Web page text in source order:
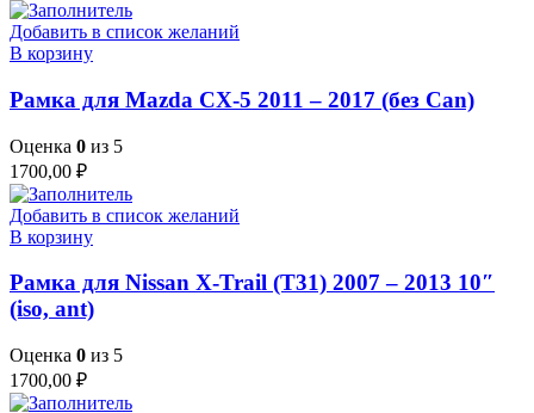
Добавить в список желаний
В корзину
Рамка для Mazda CX-5 2011 – 2017 (без Can)
Оценка 0 из 5
1700,00 ₽
Добавить в список желаний
В корзину
Рамка для Nissan X-Trail (T31) 2007 – 2013 10″
(iso, ant)
Оценка 0 из 5
1700,00 ₽